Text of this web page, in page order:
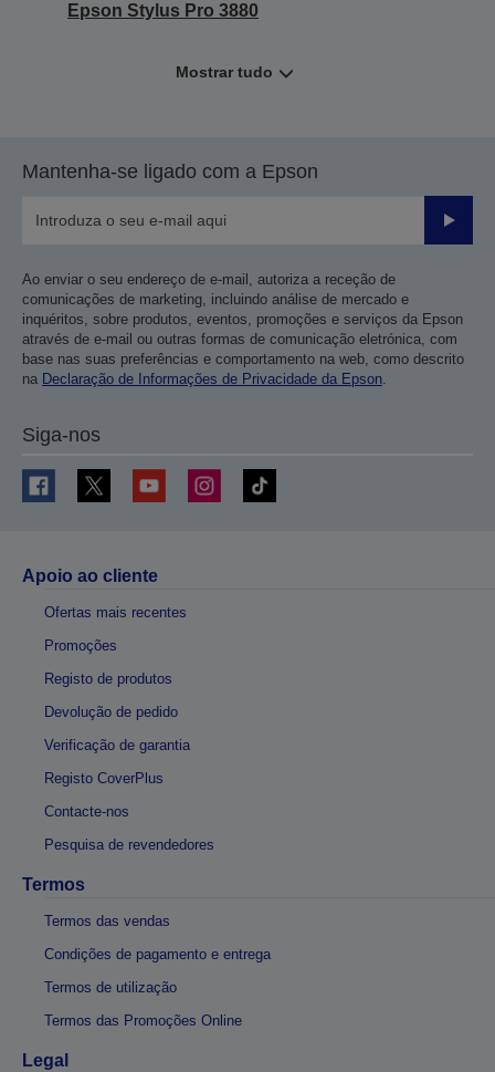
Epson Stylus Pro 3880
Mostrar tudo
Mantenha-se ligado com a Epson
Enviar
Ao enviar o seu endereço de e-mail, autoriza a receção de
comunicações de marketing, incluindo análise de mercado e
inquéritos, sobre produtos, eventos, promoções e serviços da Epson
através de e-mail ou outras formas de comunicação eletrónica, com
base nas suas preferências e comportamento na web, como descrito
na Declaração de Informações de Privacidade da Epson.
Siga-nos
Apoio ao cliente
Ofertas mais recentes
Promoções
Registo de produtos
Devolução de pedido
Verificação de garantia
Registo CoverPlus
Contacte-nos
Pesquisa de revendedores
Termos
Termos das vendas
Condições de pagamento e entrega
Termos de utilização
Termos das Promoções Online
Legal